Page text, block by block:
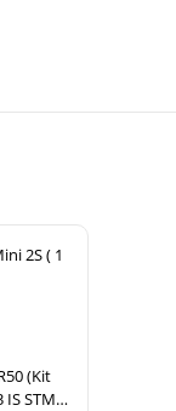
2S ( 1
(Kit
IS STM